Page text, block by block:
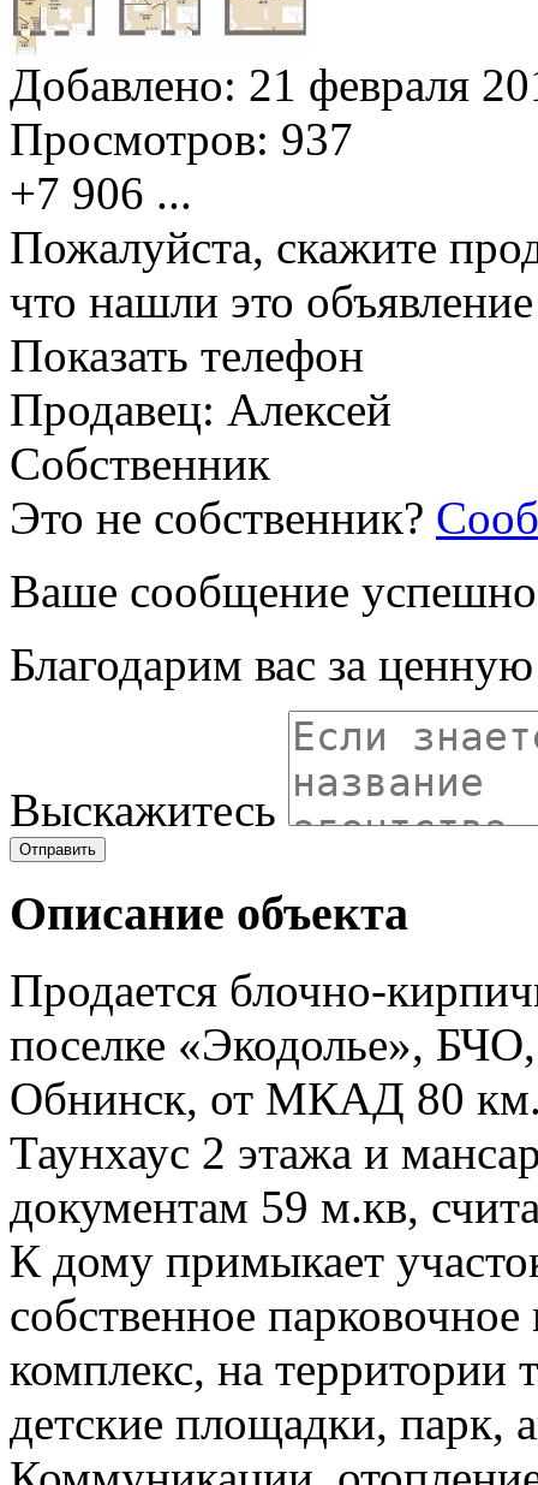
Добавлено: 21 февраля
Просмотров: 937
+7 906 ...
Пожалуйста, скажите
что нашли это
Показать телефон
Продавец: Алексей
Собственник
Это не собственник?
Ваше сообщение успешно
Благодарим вас за
Выскажитесь
Отправить
Описание объекта
Продается блочно-
поселке «Экодолье»,
Обнинск, от МКАД 80
Таунхаус 2 этажа и
документам 59 м.кв,
К дому примыкает
собственное
комплекс, на территории
детские площадки, парк,